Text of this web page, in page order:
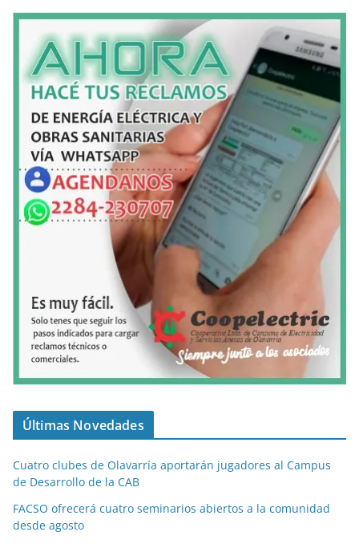
Últimas Novedades
Cuatro clubes de Olavarría aportarán jugadores al Campus
de Desarrollo de la CAB
FACSO ofrecerá cuatro seminarios abiertos a la comunidad
desde agosto